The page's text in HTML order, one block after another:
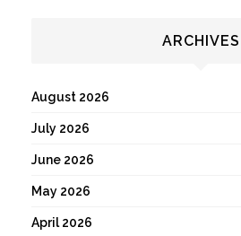
ARCHIVES
August 2026
July 2026
June 2026
May 2026
April 2026